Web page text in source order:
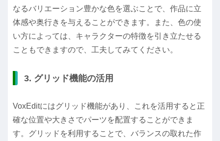
なるバリエーション豊かな色を選ぶことで、作品に立
体感や奥行きを与えることができます。また、色の使
い方によっては、キャラクターの特徴を引き立たせる
こともできますので、工夫してみてください。
3. グリッド機能の活用
VoxEditにはグリッド機能があり、これを活用すると正
確な位置や大きさでパーツを配置することができま
す。グリッドを利用することで、バランスの取れた作